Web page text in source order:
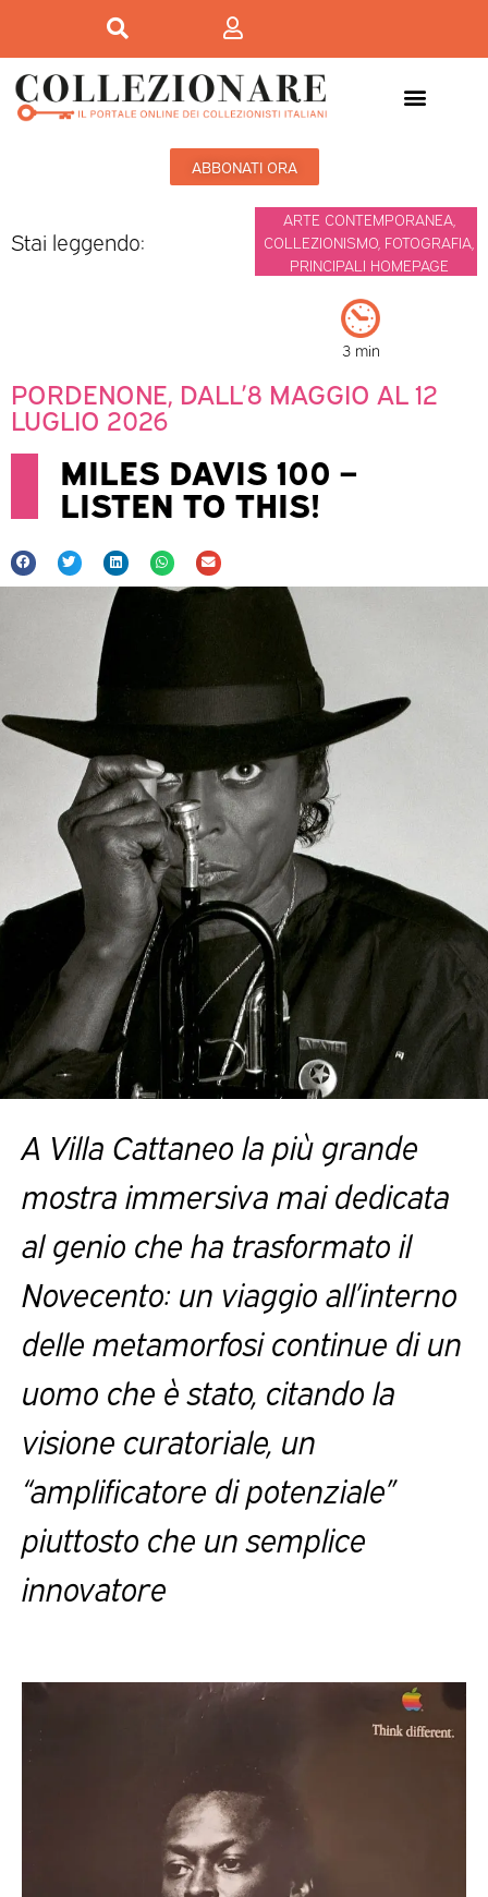
ABBONATI ORA
Stai leggendo:
ARTE CONTEMPORANEA,
COLLEZIONISMO FOTOGRAFIA
PRINCIPALI HOMEPAGE
3 min
PORDENONE, DALL’8 MAGGIO AL 12
LUGLIO 2026
MILES DAVIS 100 –
LISTEN TO THIS!
A Villa Cattaneo la più grande
mostra immersiva mai dedicata
al genio che ha trasformato il
Novecento: un viaggio all’interno
delle metamorfosi continue di un
uomo che è stato, citando la
visione curatoriale, un
“amplificatore di potenziale”
piuttosto che un semplice
innovatore